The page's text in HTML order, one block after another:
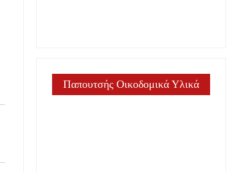
Παπουτσής Οικοδομικά Υλικά